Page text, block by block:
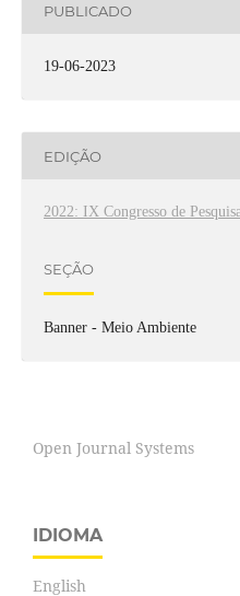
PUBLICADO
19-06-2023
EDIÇÃO
2022: IX Congresso de
SEÇÃO
Banner - Meio Ambiente
Open Journal Systems
IDIOMA
English